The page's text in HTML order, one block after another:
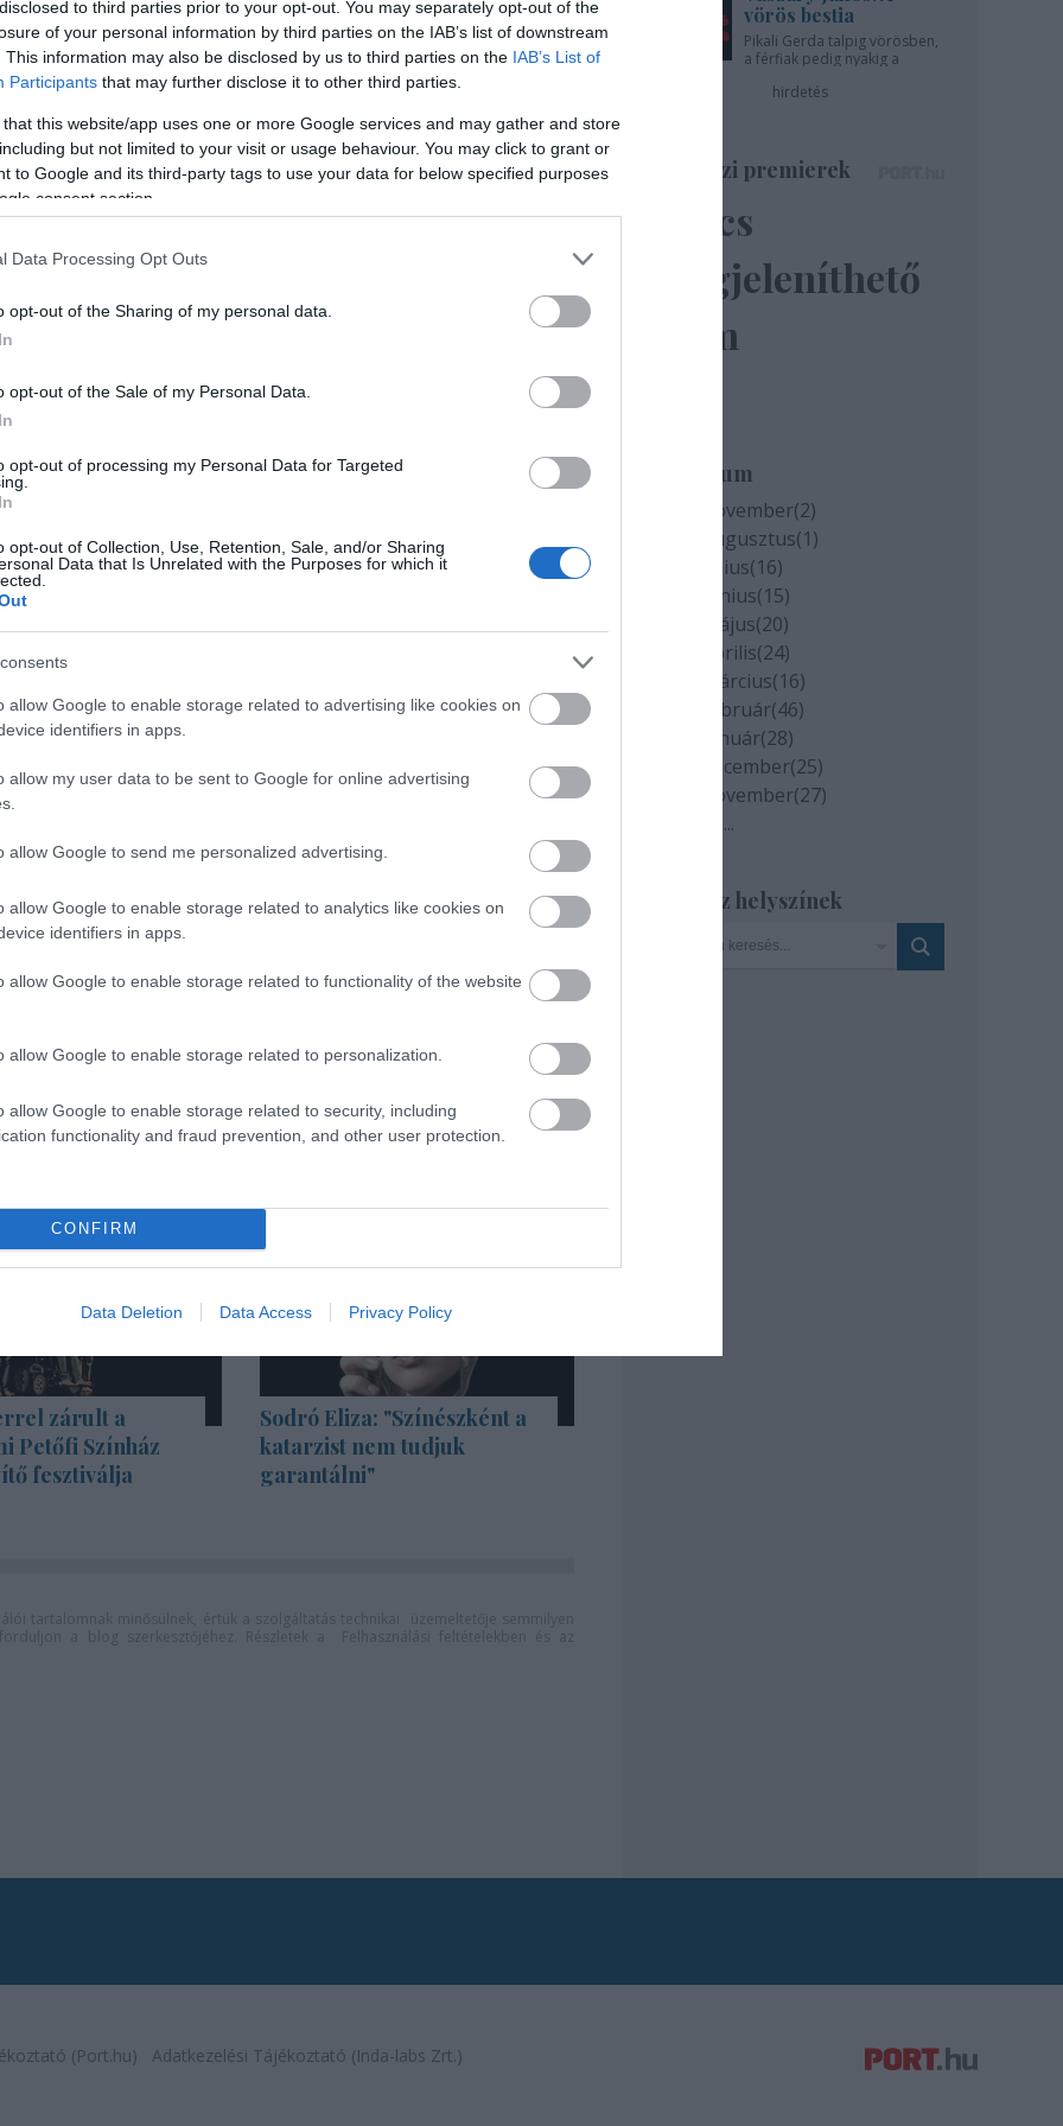
to third parties prior to your opt-out. You may separately opt-out of the
of your personal information by third parties on the IAB’s list of downstream
This information may also be disclosed by us to third parties on the IAB’s List of
Participants that may further disclose it to other third parties.
that this website/app uses one or more Google services and may gather and store
but not limited to your visit or usage behaviour. You may click to grant or
to Google and its third-party tags to use your data for below specified purposes
consent section.
Data Processing Opt Outs
opt-out of the Sharing of my personal data.
opt-out of the Sale of my Personal Data.
opt-out of processing my Personal Data for Targeted
opt-out of Collection, Use, Retention, Sale, and/or Sharing
Data that Is Unrelated with the Purposes for which it
allow Google to enable storage related to advertising like cookies on
identifiers in apps.
allow my user data to be sent to Google for online advertising
allow Google to send me personalized advertising.
allow Google to enable storage related to analytics like cookies on
identifiers in apps.
allow Google to enable storage related to functionality of the website
allow Google to enable storage related to personalization.
allow Google to enable storage related to security, including
functionality and fraud prevention, and other user protection.
CONFIRM
Data Deletion Data Access Privacy Policy
december 31-én fennállt, több mint 92 millió
Államkincstár 21,2, míg a teátrum 67,2 millió
hiányzó mintegy 4 millió forint is a társulatnál a
önkormányzat több, mint 111 millió forintot utalt át,
biztosított.
– törölték a korábbi jelzálog bejegyzést is a
megteremtésénél az új fenntartó, a nyíregyházi
A kormány májusban 400 millió forintot
illetve a könyvtárak működtetésének
alapján szeretné pótolni a helyhatóság a fenntartói
MTI
zárult a
Petőfi Színház
fesztiválja
Sodró Eliza: "Színészként a
katarzist nem tudjuk
garantálni"
vörös bestia
Pikali Gerda talpig vörösben,
a férfiak pedig nyakig a
hirdetés
Színházi premierek
Nincs
megjeleníthető
elem
Archívum
2020 november(2)
2020 augusztus(1)
2020 július(16)
2020 június(15)
2020 május(20)
2020 április(24)
2020 március(16)
2020 február(46)
2020 január(28)
2019 december(25)
2019 november(27)
...
Szinház helyszínek
(Port.hu) Adatkezelési Tájékoztató (Inda-labs Zrt.)